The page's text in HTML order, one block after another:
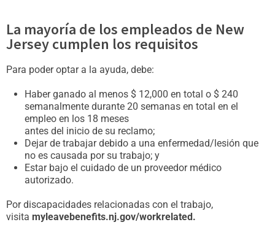
La mayoría de los empleados de New
Jersey cumplen los requisitos
Para poder optar a la ayuda, debe:
Haber ganado al menos $ 12,000 en total o $ 240
semanalmente durante 20 semanas en total en el
empleo en los 18 meses
antes del inicio de su reclamo;
Dejar de trabajar debido a una enfermedad/lesión que
no es causada por su trabajo; y
Estar bajo el cuidado de un proveedor médico
autorizado.
Por discapacidades relacionadas con el trabajo,
visita myleavebenefits.nj.gov/workrelated.